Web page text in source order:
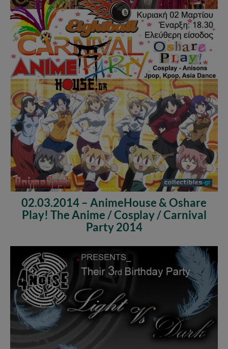
02.03.2014 – AnimeHouse & Oshare
Play! The Anime / Cosplay / Carnival
Party 2014